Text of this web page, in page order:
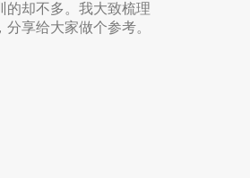
的却不多。我大致梳理
享给大家做个参考。